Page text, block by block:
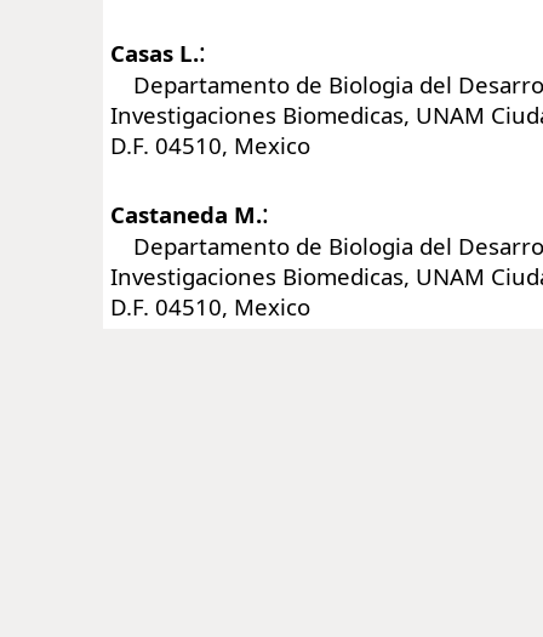
Casas L.:
Departamento de Biologia del
Investigaciones Biomedicas, UNAM
D.F. 04510, Mexico
Castaneda M.:
Departamento de Biologia del
Investigaciones Biomedicas, UNAM
D.F. 04510, Mexico